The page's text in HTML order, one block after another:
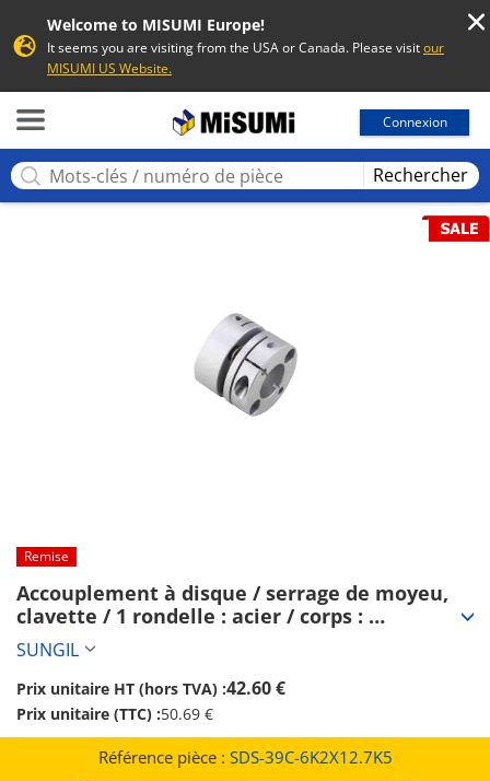
Welcome to MISUMI Europe!
It seems you are visiting from the USA or Canada. Please visitour
MISUMI US Website.
Connexion
Rechercher
Remise
Accouplement à disque / serrage de moyeu,
clavette / 1 rondelle : acier / corps :
aluminium / SDS / SUNGIL (SDS-39C-
6K2X12.7K5)
SUNGIL
Prix unitaire HT (hors TVA) :42.60 €
Prix unitaire (TTC) :50.69 €
Référence pièce : SDS-39C-6K2X12.7K5